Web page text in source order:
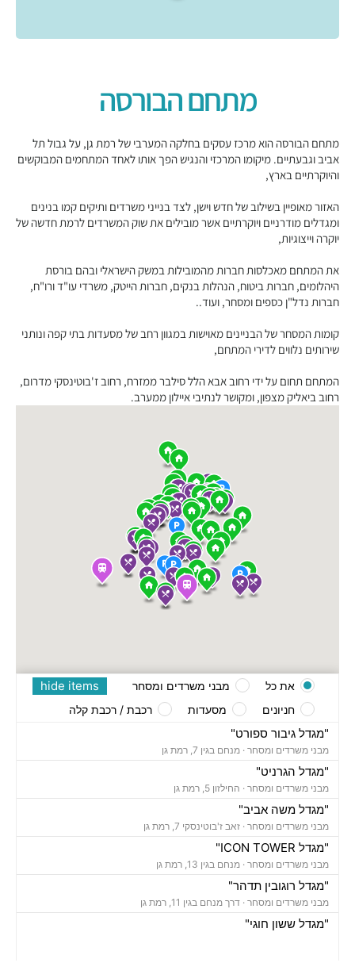
מתחם הבורסה
מתחם הבורסה הוא מרכז עסקים בחלקה המערבי של רמת גן, על גבול תל
אביב וגבעתיים. מיקומו המרכזי והנגיש הפך אותו לאחד המתחמים המבוקשים
והיוקרתיים בארץ,
האזור מאופיין בשילוב של חדש וישן, לצד בנייני משרדים ותיקים קמו בנינים
ומגדלים מודרניים ויוקרתיים אשר מובילים את שוק המשרדים לרמת חדשה של
יוקרה וייצוגיות,
את המתחם מאכלסות חברות מהמובילות במשק הישראלי ובהם בורסת
היהלומים, חברות ביטוח, הנהלות בנקים, חברות הייטק, משרדי עו"ד ורו"ח,
חברות נדל"ן כספים ומסחר, ועוד..
קומות המסחר של הבניינים מאוישות במגוון רחב של מסעדות בתי קפה ונותני
שירותים נלווים לדירי המתחם,
המתחם תחום על ידי רחוב אבא הלל סילבר ממזרח, רחוב ז'בוטינסקי מדרום,
רחוב ביאליק מצפון, ומקושר לנתיבי איילון ממערב.
"מגדל גיבור ספורט"
מבני משרדים ומסחר · מנחם בגין 7, רמת גן
"מגדל הגרניט"
מבני משרדים ומסחר · החילזון 5, רמת גן
"מגדל משה אביב"
מבני משרדים ומסחר · זאב ז'בוטינסקי 7, רמת גן
"מגדל ICON TOWER"
מבני משרדים ומסחר · מנחם בגין 13, רמת גן
"מגדל רוגובין תדהר"
מבני משרדים ומסחר · דרך מנחם בגין 11, רמת גן
"מגדל ששון חוגי"
hide items את כל
מבני משרדים ומסחר
חניונים
מסעדות רכבת / רכבת קלה